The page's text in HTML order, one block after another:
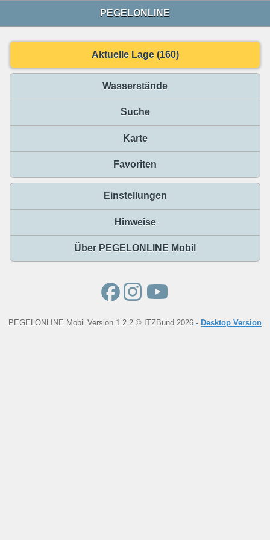
PEGELONLINE
Aktuelle Lage (160)
Wasserstände
Suche
Karte
Favoriten
Einstellungen
Hinweise
Über PEGELONLINE Mobil
PEGELONLINE Mobil Version 1.2.2 © ITZBund 2026 - Desktop Version